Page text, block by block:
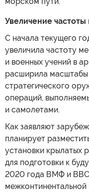
Увеличение
С начала текущего
увеличила частоту
и военных учений в
расширила масштабы
стратегического
операций,
и самолетами.
Как заявляют
планирует
установки крылатых
для подготовки к
2020 года ВМФ и ВВС
межконтинентальной